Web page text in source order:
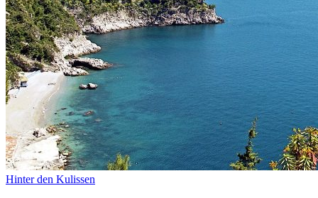
Hinter den Kulissen